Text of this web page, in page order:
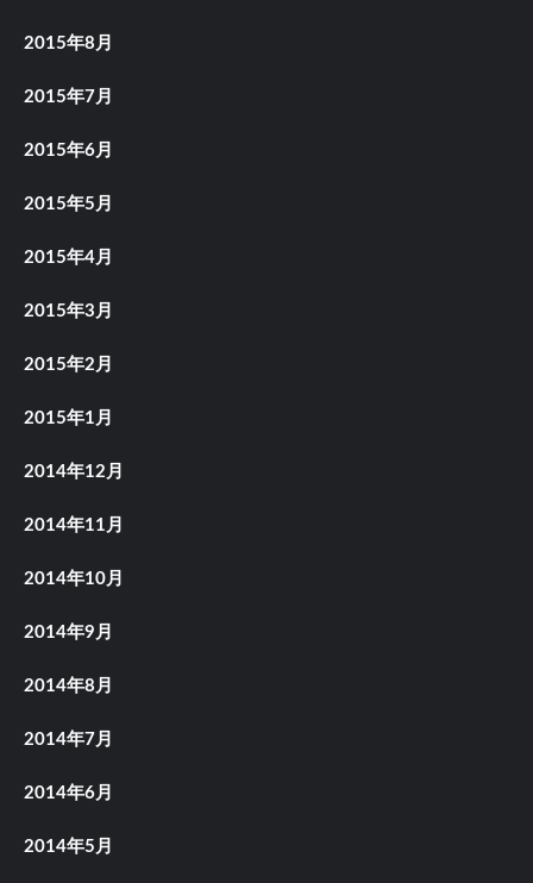
2015年8月
2015年7月
2015年6月
2015年5月
2015年4月
2015年3月
2015年2月
2015年1月
2014年12月
2014年11月
2014年10月
2014年9月
2014年8月
2014年7月
2014年6月
2014年5月